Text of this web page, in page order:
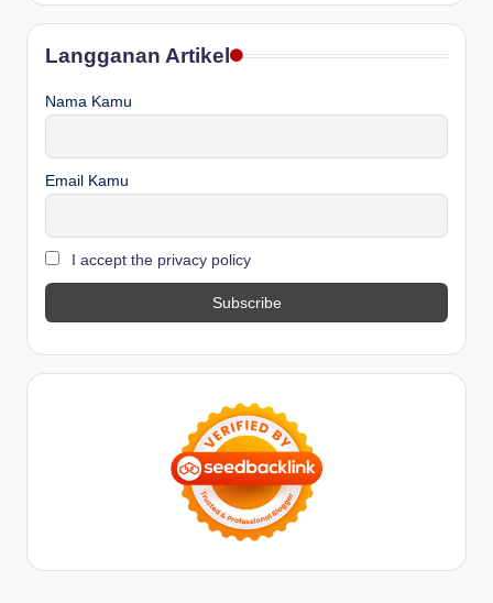
Langganan Artikel
Nama Kamu
Email Kamu
I accept the privacy policy